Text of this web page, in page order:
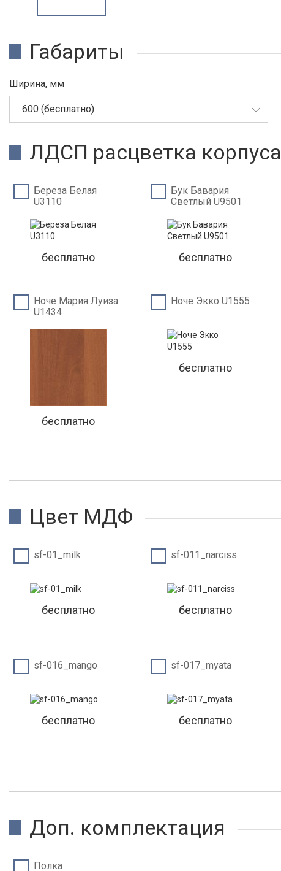
Габариты
Ширина, мм
600 (бесплатно)
ЛДСП расцветка корпуса
Береза Белая
U3110
бесплатно
Бук Бавария
Светлый U9501
бесплатно
Ноче Мария Луиза
U1434
бесплатно
Ноче Экко U1555
бесплатно
Цвет МДФ
sf-01_milk
бесплатно
sf-011_narciss
бесплатно
sf-016_mango
бесплатно
sf-017_myata
бесплатно
Доп. комплектация
Полка